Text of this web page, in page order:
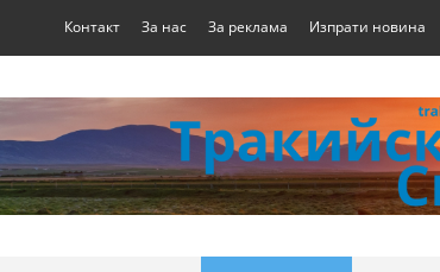
Контакт За нас За реклама Изпрати новина